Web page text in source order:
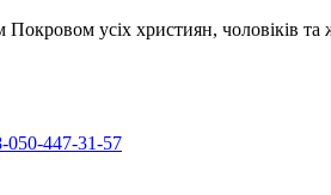
усіх християн, чоловіків та
050-447-31-57